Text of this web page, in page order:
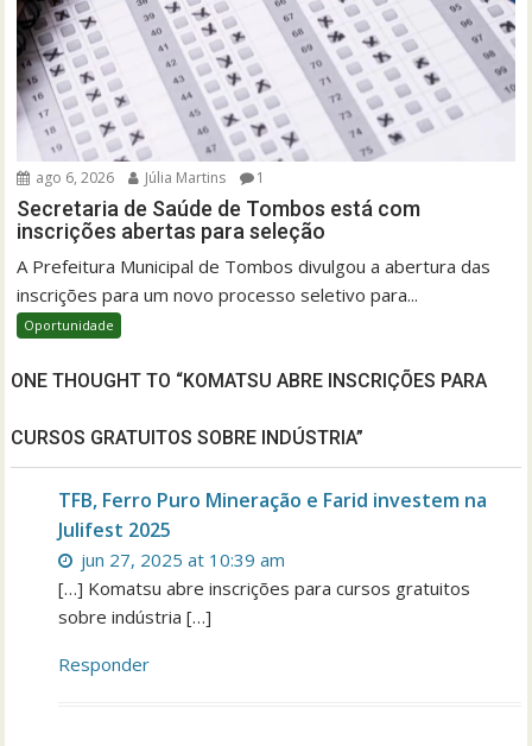
ago 6, 2026 Júlia Martins 1
Secretaria de Saúde de Tombos está com
inscrições abertas para seleção
A Prefeitura Municipal de Tombos divulgou a abertura das
inscrições para um novo processo seletivo para...
Oportunidade
ONE THOUGHT TO “KOMATSU ABRE INSCRIÇÕES PARA
CURSOS GRATUITOS SOBRE INDÚSTRIA”
TFB, Ferro Puro Mineração e Farid investem na
Julifest 2025
jun 27, 2025 at 10:39 am
[…] Komatsu abre inscrições para cursos gratuitos
sobre indústria […]
Responder